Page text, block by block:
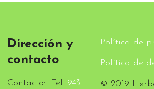
Dirección y
contacto
Contacto: Tel. 943
Política de
Política de
© 2019